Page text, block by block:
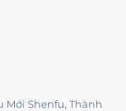
Mới Shenfu, Thành